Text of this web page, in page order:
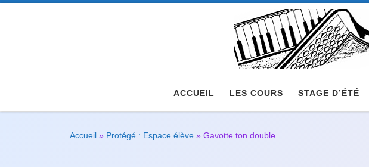
ACCUEIL LES COURS STAGE D’ÉTÉ
Accueil » Protégé : Espace élève » Gavotte ton double